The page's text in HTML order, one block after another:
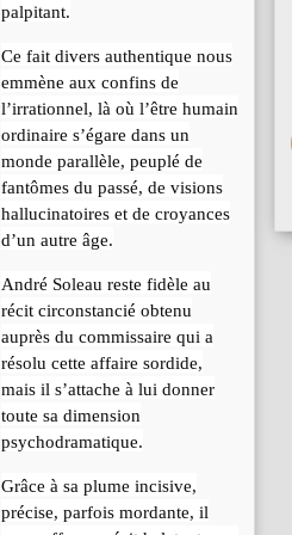
palpitant.
Ce fait divers authentique nous
emmène aux confins de
l’irrationnel, là où l’être humain
ordinaire s’égare dans un
monde parallèle, peuplé de
fantômes du passé, de visions
hallucinatoires et de croyances
d’un autre âge.
André Soleau reste fidèle au
récit circonstancié obtenu
auprès du commissaire qui a
résolu cette affaire sordide,
mais il s’attache à lui donner
toute sa dimension
psychodramatique.
Grâce à sa plume incisive,
précise, parfois mordante, il